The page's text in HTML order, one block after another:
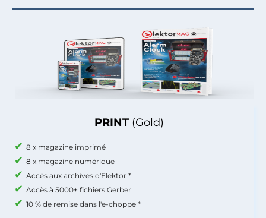
PRINT (Gold)
8 x magazine imprimé
8 x magazine numérique
Accès aux archives d'Elektor *
Accès à 5000+ fichiers Gerber
10 % de remise dans l'e-choppe *